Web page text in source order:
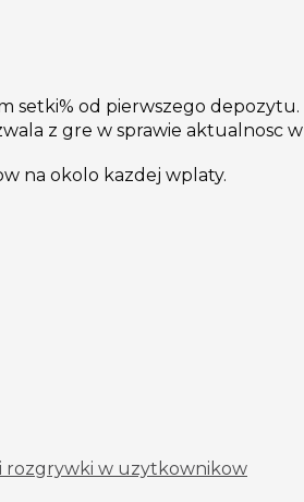
setki% od pierwszego depozytu.
z gre w sprawie aktualnosc w
na okolo kazdej wplaty.
rozgrywki w uzytkownikow